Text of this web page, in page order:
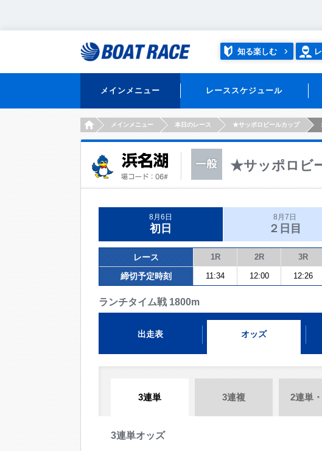
知る楽しむ
メインメニュー レーススケジュール
HOMEメインメニュー 本日のレース ★サッポロビールカップ
★サッポロビ
8月6日
初日
8月7日
２日目
レース 1R 2R 3R
締切予定時刻 11:34 12:00 12:26
ランチタイム戦 1800m
出走表 オッズ
3連単 3連複 2連単
3連単オッズ